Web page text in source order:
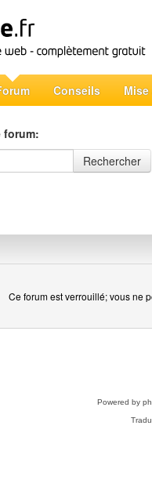
Conseils Mise
forum:
Rechercher
Ce forum est verrouillé; vous ne
Powered by